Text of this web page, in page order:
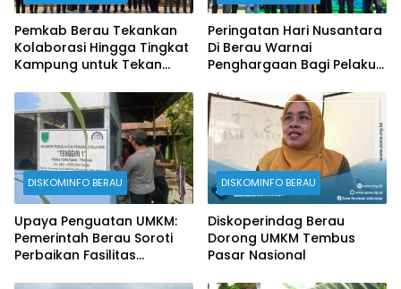
Pemkab Berau Tekankan
Kolaborasi Hingga Tingkat
Kampung untuk Tekan
Peringatan Hari Nusantara
Di Berau Warnai
Penghargaan Bagi Pelaku
DISKOMINFO BERAU
Upaya Penguatan UMKM:
Pemerintah Berau Soroti
Perbaikan Fasilitas
DISKOMINFO BERAU
Diskoperindag Berau
Dorong UMKM Tembus
Pasar Nasional